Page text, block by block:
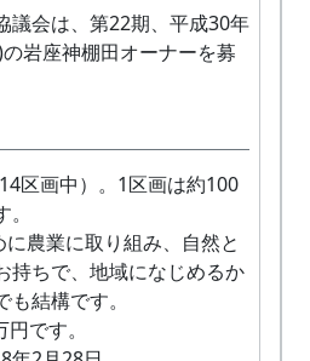
ていました。それと、学校
イネを育てようというプロ
期が重なってできた曲で
季のうつろい。自然が作る
年6月8日（日）
（但しどちらかが祝休日
曜日休館）
。
協議会事務局
9999
議会は、第22期、平成30年
岩座神棚田オーナーを募
区画中）。1区画は約100
農業に取り組み、自然と
持ちで、地域になじめるか
結構です。
です。